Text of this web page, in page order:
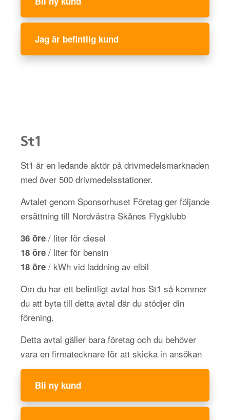
Jag är befintlig kund
St1
St1 är en ledande aktör på drivmedelsmarknaden
med över 500 drivmedelsstationer.
Avtalet genom Sponsorhuset Företag ger följande
ersättning till Nordvästra Skånes Flygklubb
36 öre / liter för diesel
18 öre / liter för bensin
18 öre / kWh vid laddning av elbil
Om du har ett befintligt avtal hos St1 så kommer
du att byta till detta avtal där du stödjer din
förening.
Detta avtal gäller bara företag och du behöver
vara en firmatecknare för att skicka in ansökan
Bli ny kund